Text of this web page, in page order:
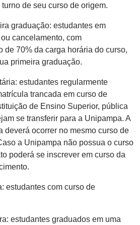
de seu curso de origem.
graduação: estudantes em
cancelamento, com
de 70% da carga horária do curso,
primeira graduação.
estudantes regularmente
trancada em curso de
de Ensino Superior, pública
se transferir para a Unipampa. A
deverá ocorrer no mesmo curso de
a Unipampa não possua o curso
poderá se inscrever em curso da
estudantes com curso de
estudantes graduados em uma